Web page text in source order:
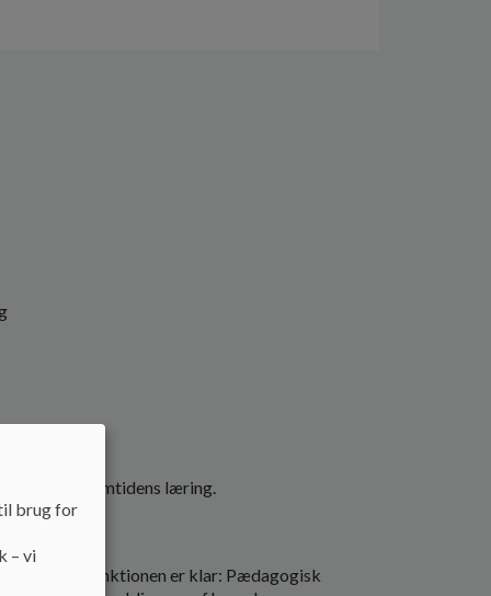
facilitere fremtidens læring.
Central. Funktionen er klar: Pædagogisk
brug for
– vi